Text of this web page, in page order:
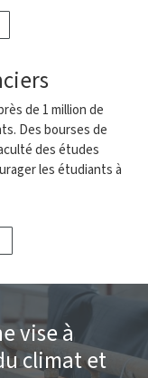
de 1 million de
Des bourses de
des études
les étudiants à
vise à
climat et